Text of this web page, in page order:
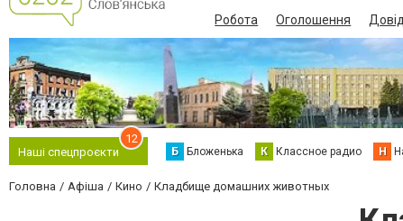
Робота Оголошення
Наші спецпроєкти
12
Б Бложенька К Классное радио Н
Головна Афіша Кино Кладбище домашних животных